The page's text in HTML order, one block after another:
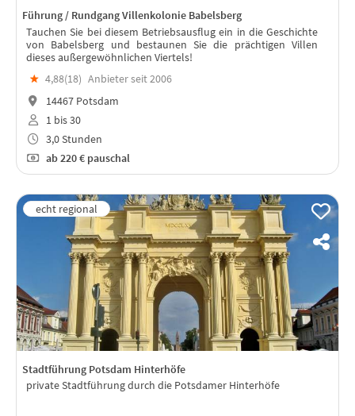
Führung / Rundgang Villenkolonie Babelsberg
Tauchen Sie bei diesem Betriebsausflug ein in die Geschichte
von Babelsberg und bestaunen Sie die prächtigen Villen
dieses außergewöhnlichen Viertels!
★ 4,88(18) Anbieter seit 2006
14467 Potsdam
1 bis 30
3,0 Stunden
ab220 € pauschal
Stadtführung Potsdam Hinterhöfe
private Stadtführung durch die Potsdamer Hinterhöfe